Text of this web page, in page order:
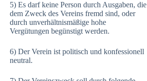
5) Es darf keine Person durch Ausgaben, die
dem Zweck des Vereins fremd sind, oder
durch unverhältnismäßige hohe
Vergütungen begünstigt werden.
6) Der Verein ist politisch und konfessionell
neutral.